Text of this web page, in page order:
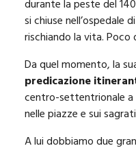
durante la peste del
si chiuse nell’ospedale
rischiando la vita.
Da quel momento, la
predicazione
centro-settentrionale a
nelle piazze e sui
A lui dobbiamo due